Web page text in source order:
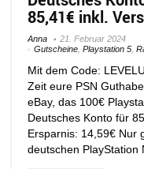
85,41€ inkl.
Anna
21. Februar 2024
Gutscheine Playstation 5
Mit dem Code:
Zeit eure PSN
eBay, das 100€
Deutsches Konto für
Ersparnis: 14,59€ Nur
deutschen PlayStation